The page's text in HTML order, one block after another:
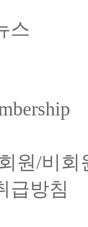
스
원/비회
급방침